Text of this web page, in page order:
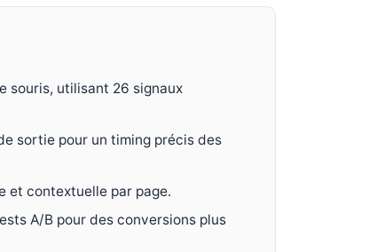
souris, utilisant 26 signaux
sortie pour un timing précis des
et contextuelle par page.
A/B pour des conversions plus